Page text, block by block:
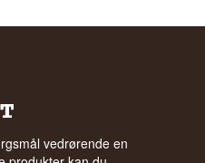
vedrørende en